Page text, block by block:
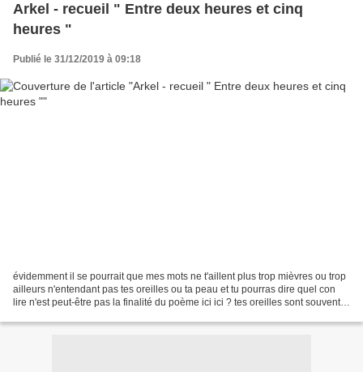
Arkel - recueil " Entre deux heures et cinq
heures "
Publié le 31/12/2019 à 09:18
évidemment il se pourrait que mes mots ne t'aillent plus trop mièvres ou trop
ailleurs n'entendant pas tes oreilles ou ta peau et tu pourras dire quel con
lire n'est peut-être pas la finalité du poème ici ici ? tes oreilles sont souvent